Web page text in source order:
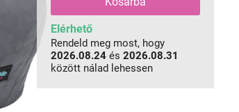
Elérhető
Rendeld meg most, hogy
2026.08.24és 2026.08.31
között nálad lehessen